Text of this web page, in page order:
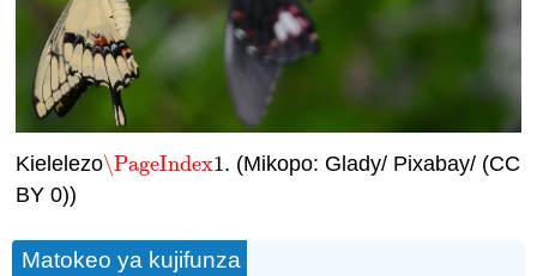
Kielelezo\PageIndex1
\PageIndex1. (Mikopo: Glady/ Pixabay/ (CC
BY 0))
Matokeo ya kujifunza